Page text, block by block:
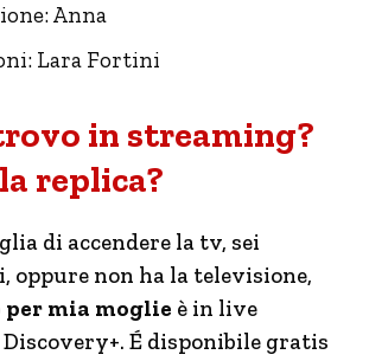
Anna
Lara Fortini
in streaming?
replica?
di accendere la tv, sei
non ha la televisione,
per mia moglie è in live
É disponibile gratis